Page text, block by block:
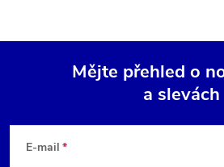
Mějte přehled o
a slevách
E-mail